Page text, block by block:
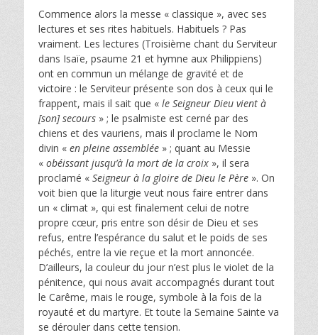
Commence alors la messe « classique », avec ses
lectures et ses rites habituels. Habituels ? Pas
vraiment. Les lectures (Troisième chant du Serviteur
dans Isaïe, psaume 21 et hymne aux Philippiens)
ont en commun un mélange de gravité et de
victoire : le Serviteur présente son dos à ceux qui le
frappent, mais il sait que « le Seigneur Dieu vient à
[son] secours » ; le psalmiste est cerné par des
chiens et des vauriens, mais il proclame le Nom
divin « en pleine assemblée » ; quant au Messie
« obéissant jusqu’à la mort de la croix », il sera
proclamé « Seigneur à la gloire de Dieu le Père ». On
voit bien que la liturgie veut nous faire entrer dans
un « climat », qui est finalement celui de notre
propre cœur, pris entre son désir de Dieu et ses
refus, entre l’espérance du salut et le poids de ses
péchés, entre la vie reçue et la mort annoncée.
D’ailleurs, la couleur du jour n’est plus le violet de la
pénitence, qui nous avait accompagnés durant tout
le Carême, mais le rouge, symbole à la fois de la
royauté et du martyre. Et toute la Semaine Sainte va
se dérouler dans cette tension.